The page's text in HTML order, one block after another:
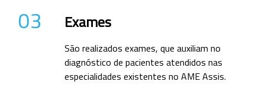
03 Exames
São realizados exames, que auxiliam no
diagnóstico de pacientes atendidos nas
especialidades existentes no AME Assis.